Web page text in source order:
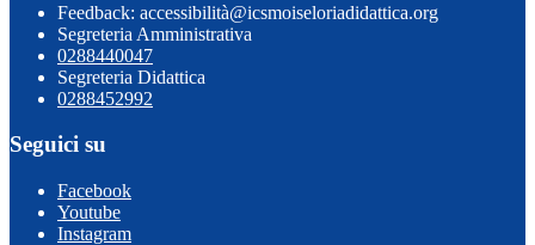
Feedback: accessibilità@icsmoiseloriadidattica.org
Segreteria Amministrativa
0288440047
Segreteria Didattica
0288452992
Seguici su
Facebook
Youtube
Instagram